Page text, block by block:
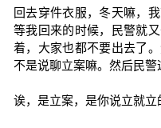
回去穿件衣服，冬天嘛，
等我回来的时候，民警就
着，大家也都不要出去了
不是说聊立案嘛。然后民警
诶，是立案，是你说立就立